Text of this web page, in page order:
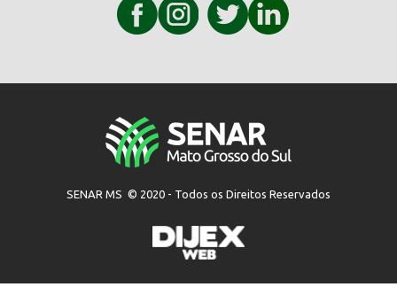
SENAR MS © 2020 - Todos os Direitos Reservados